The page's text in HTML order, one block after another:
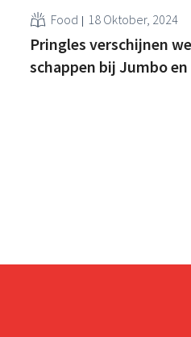
Food 18 Oktober, 2024
Pringles verschijnen
schappen bij Jumbo en